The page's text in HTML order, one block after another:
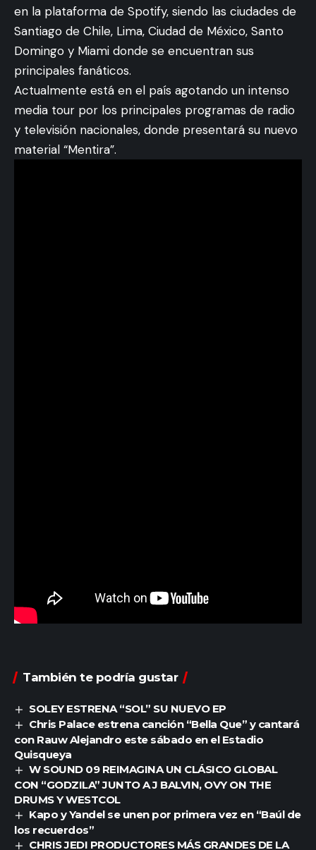
en la plataforma de Spotify, siendo las ciudades de
Santiago de Chile, Lima, Ciudad de México, Santo
Domingo y Miami donde se encuentran sus
principales fanáticos.
Actualmente está en el país agotando un intenso
media tour por los principales programas de radio
y televisión nacionales, donde presentará su nuevo
material “Mentira”.
También te podría gustar
SOLEY ESTRENA “SOL” SU NUEVO EP
Chris Palace estrena canción “Bella Que” y cantará
con Rauw Alejandro este sábado en el Estadio
Quisqueya
W SOUND 09 REIMAGINA UN CLÁSICO GLOBAL
CON “GODZILA” JUNTO A J BALVIN, OVY ON THE
DRUMS Y WESTCOL
Kapo y Yandel se unen por primera vez en “Baúl de
los recuerdos”
CHRIS JEDI PRODUCTORES MÁS GRANDES DE LA